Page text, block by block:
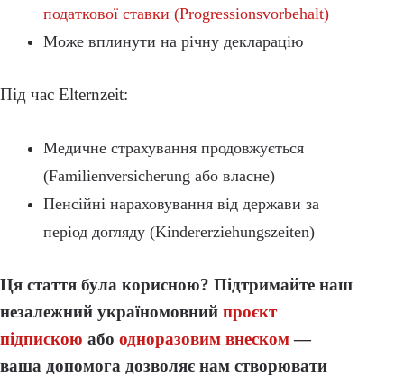
податкової ставки (Progressionsvorbehalt)
Може вплинути на річну декларацію
Під час Elternzeit:
Медичне страхування продовжується
(Familienversicherung або власне)
Пенсійні нараховування від держави за
період догляду (Kindererziehungszeiten)
Ця стаття була корисною? Підтримайте наш
незалежний україномовний проєкт
підпискою або одноразовим внеском—
ваша допомога дозволяє нам створювати